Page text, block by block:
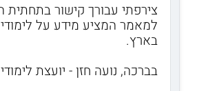
צירפתי עבורך קישור בתחתית
למאמר המציע מידע על
בארץ.
בברכה, נועה חזן - יועצת